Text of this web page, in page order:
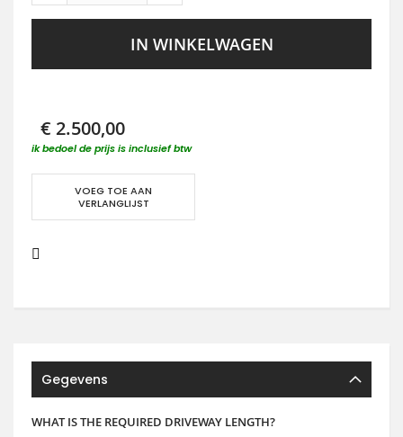
IN WINKELWAGEN
€ 2.500,00
ik bedoel de prijs is inclusief btw
VOEG TOE AAN
VERLANGLIJST
Gegevens
WHAT IS THE REQUIRED DRIVEWAY LENGTH?